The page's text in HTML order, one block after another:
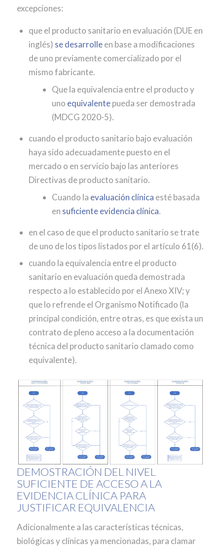
excepciones:
que el producto sanitario en evaluación (DUE en
inglés) se desarrolleen base a modificaciones
de uno previamente comercializado por el
mismo fabricante.
Que la equivalencia entre el producto y
uno equivalentepueda ser demostrada
(MDCG 2020-5).
cuando el producto sanitario bajo evaluación
haya sido adecuadamente puesto en el
mercado o en servicio bajo las anteriores
Directivas de producto sanitario.
Cuando la evaluación clínica esté basada
en suficiente evidencia clínica.
en el caso de que el producto sanitario se trate
de uno de los tipos listados por el artículo 61(6).
cuando la equivalencia entre el producto
sanitario en evaluación queda demostrada
respecto a lo establecido por el Anexo XIV; y
que lo refrende el Organismo Notificado (la
principal condición, entre otras, es que exista un
contrato de pleno acceso a la documentación
técnica del producto sanitario clamado como
equivalente).
DEMOSTRACIÓN DEL NIVEL
SUFICIENTE DE ACCESO A LA
EVIDENCIA CLÍNICA PARA
JUSTIFICAR EQUIVALENCIA
Adicionalmente a las características técnicas,
biológicas y clínicas ya mencionadas, para clamar